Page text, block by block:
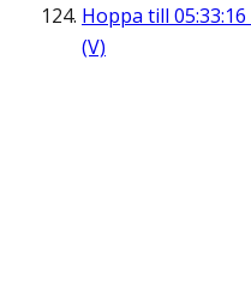
Hoppa till 05:33:16
(V)